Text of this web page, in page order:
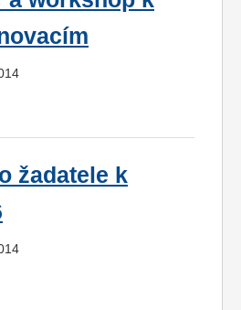
žadatele k